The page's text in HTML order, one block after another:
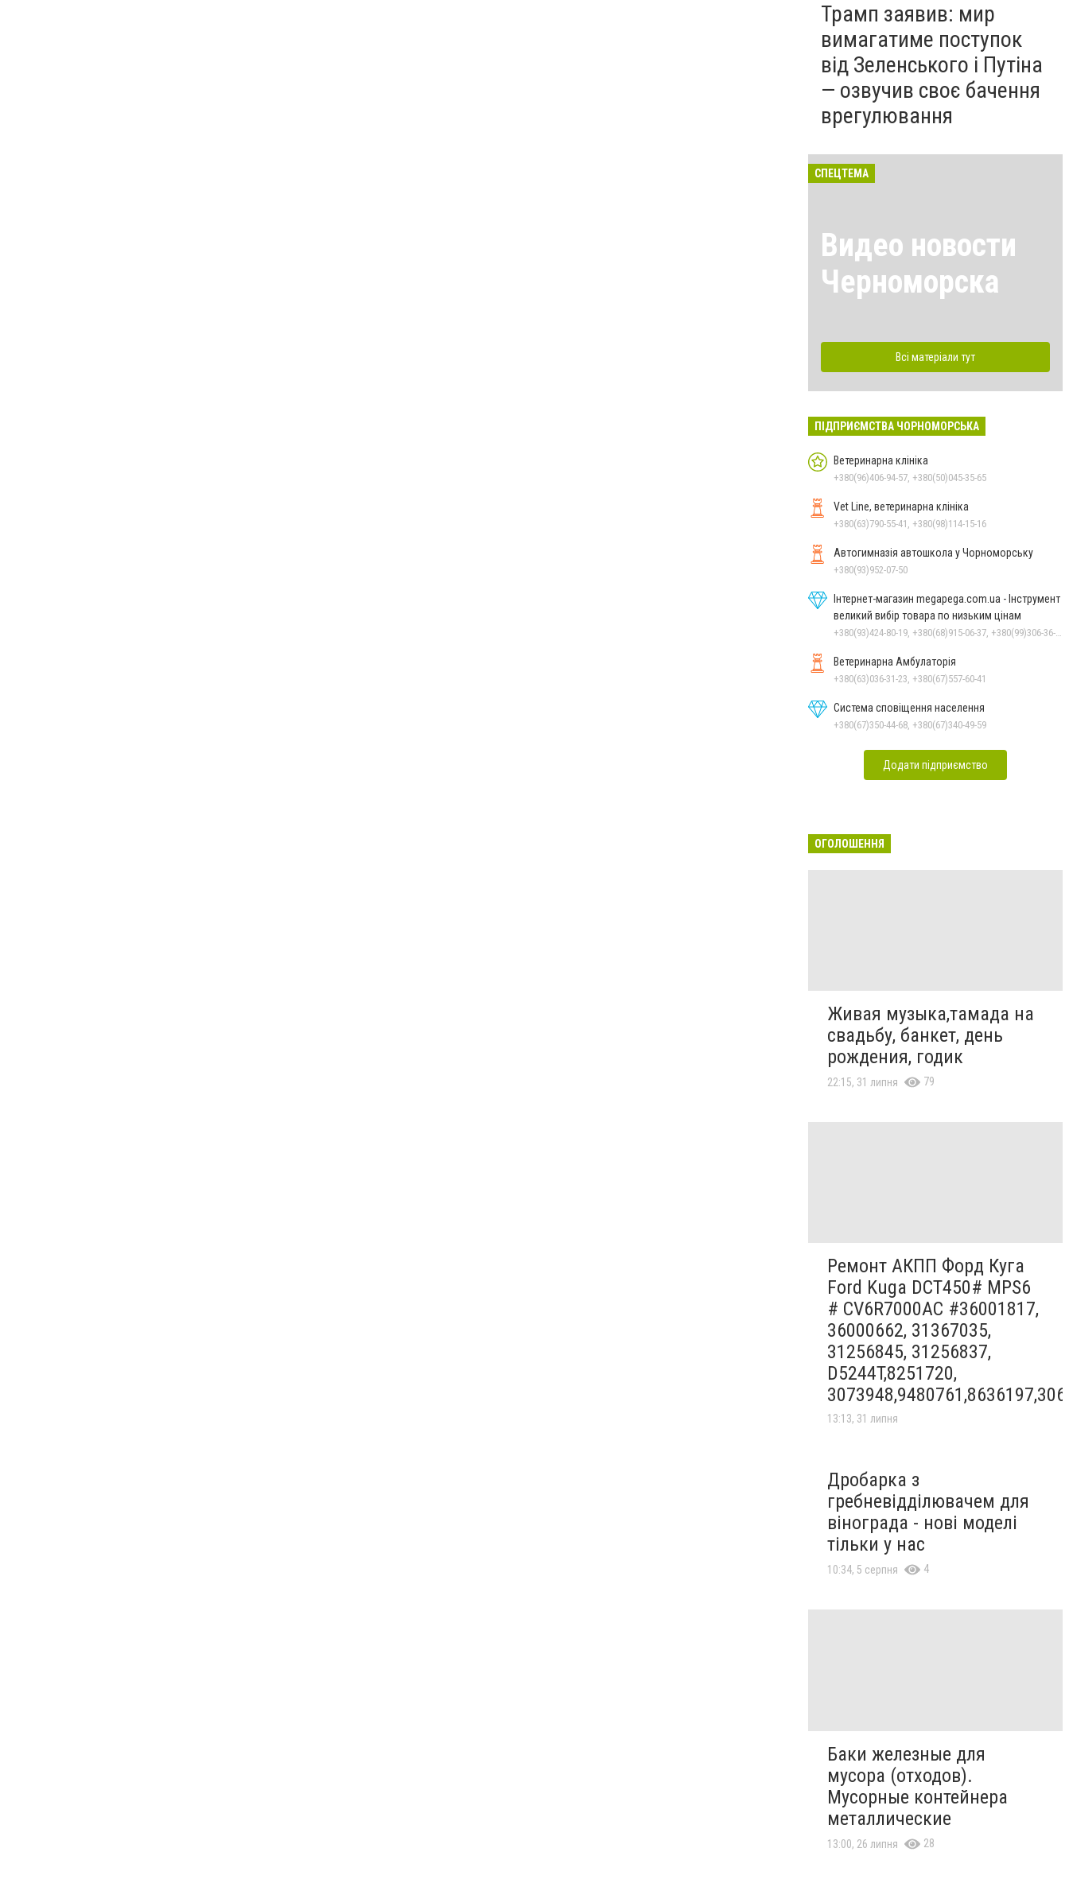
Трамп заявив: мир
вимагатиме поступок
від Зеленського і Путіна
— озвучив своє бачення
врегулювання
СПЕЦТЕМА
Видео новости
Черноморска
Всі матеріали тут
ПІДПРИЄМСТВА ЧОРНОМОРСЬКА
Ветеринарна клініка
+380(96)406-94-57, +380(50)045-35-65
Vet Line, ветеринарна клініка
+380(63)790-55-41, +380(98)114-15-16
Автогимназія автошкола у Чорноморську
+380(93)952-07-50
Інтернет-магазин megapega.com.ua - Інструмент
великий вибір товара по низьким цінам
Ветеринарна Амбулаторія
+380(63)036-31-23, +380(67)557-60-41
Система сповіщення населення
+380(67)350-44-68, +380(67)340-49-59
Додати підприємство
ОГОЛОШЕННЯ
Живая музыка,тамада на
свадьбу, банкет, день
рождения, годик
22:15, 31 липня 79
Ремонт АКПП Форд Куга
Ford Kuga DCT450# MPS6
# CV6R7000AC #36001817,
36000662, 31367035,
31256845, 31256837,
D5244T,8251720,
13:13, 31 липня
Дробарка з
гребневідділювачем для
вінограда - нові моделі
тільки у нас
10:34, 5 серпня 4
Баки железные для
мусора (отходов).
Мусорные контейнера
металлические
13:00, 26 липня 28